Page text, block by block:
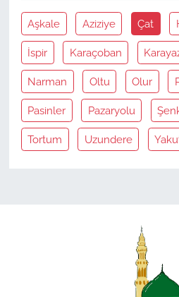
Aşkale Aziziye Çat
İspir Karaçoban
Narman Oltu Olur
Pasinler Pazaryolu
Tortum Uzundere